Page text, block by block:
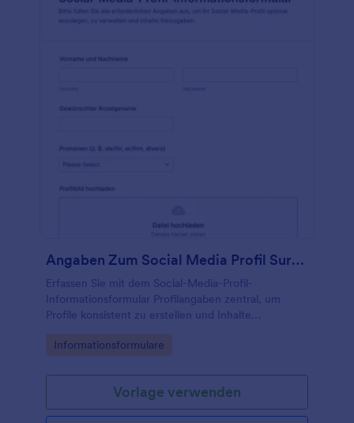
Angaben Zum Social Media Profil Survey
Erfassen Sie mit dem Social-Media-Profil-
Informationsformular Profilangaben zentral, um
Profile konsistent zu erstellen und Inhalte
Vereine und Creator-Projekte.
Go to Category:
Informationsformulare
Vorlage verwenden